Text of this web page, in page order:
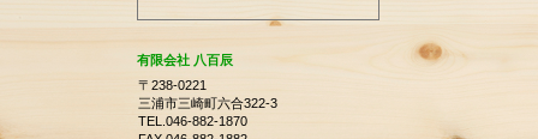
有限会社 八百辰
〒238-0221
三浦市三崎町六合322-3
TEL.046-882-1870